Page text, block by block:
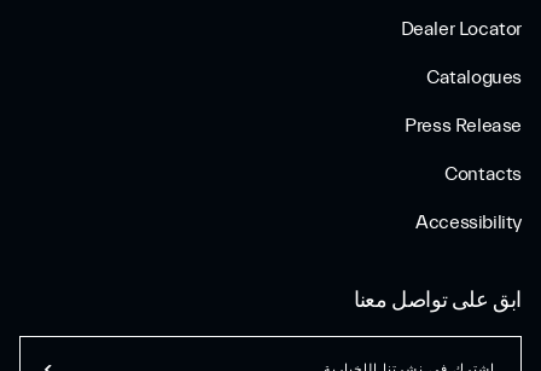
Dealer Locator
Catalogues
Press Release
Contacts
Accessibility
ابق على تواصل معنا